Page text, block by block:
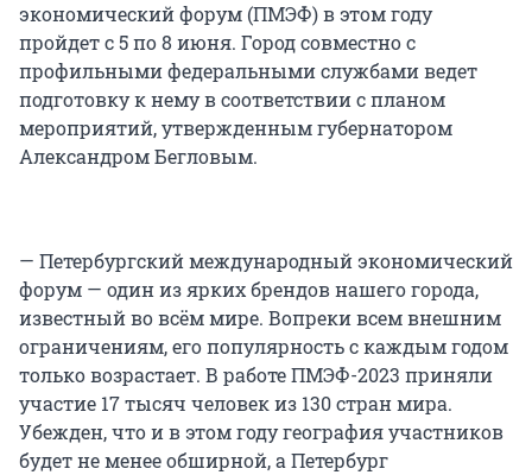
экономический форум (ПМЭФ) в этом году
пройдет с 5 по 8 июня. Город совместно с
профильными федеральными службами ведет
подготовку к нему в соответствии с планом
мероприятий, утвержденным губернатором
Александром Бегловым.
— Петербургский международный экономический
форум — один из ярких брендов нашего города,
известный во всём мире. Вопреки всем внешним
ограничениям, его популярность с каждым годом
только возрастает. В работе ПМЭФ-2023 приняли
участие 17 тысяч человек из 130 стран мира.
Убежден, что и в этом году география участников
будет не менее обширной, а Петербург